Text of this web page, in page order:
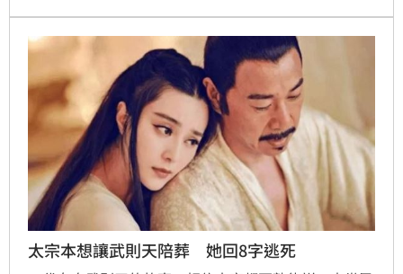
能被寫進去的人必然不凡，她們都是誰呢？
太宗本想讓武則天陪葬 她回8字逃死